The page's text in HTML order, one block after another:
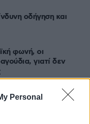
Personal
οδήγηση και
φωνή, οι
γιατί δεν
«Με έπεισαν ο
του